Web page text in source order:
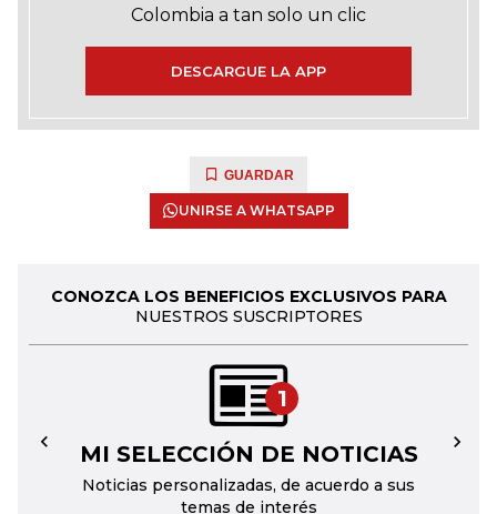
Colombia a tan solo un clic
DESCARGUE LA APP
GUARDAR
UNIRSE A WHATSAPP
CONOZCA LOS BENEFICIOS EXCLUSIVOS PARA
NUESTROS SUSCRIPTORES
1
MI SELECCIÓN DE NOTICIAS
Noticias personalizadas, de acuerdo a sus
temas de interés
← →